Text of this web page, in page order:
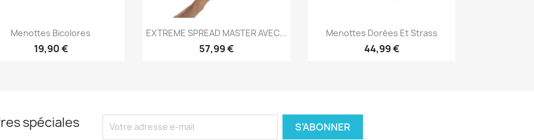
Aperçu rapide
Menottes Bicolores
19,90 €
Aperçu rapide
EXTREME SPREAD MASTER AVEC...
57,99 €
Aperçu rapide
Menottes Dorées Et Strass
44,99 €
spéciales